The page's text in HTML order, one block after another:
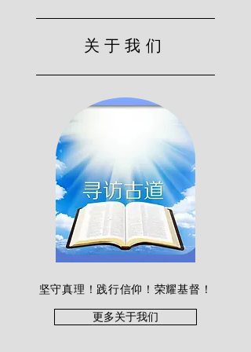
关于我们
坚守真理！践行信仰！荣耀基督！
更多关于我们